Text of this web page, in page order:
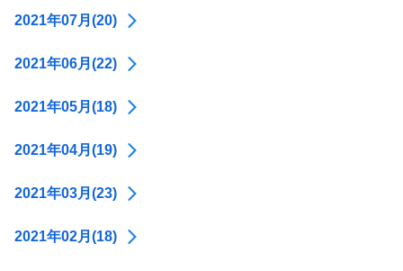
2021年07月(20)
2021年06月(22)
2021年05月(18)
2021年04月(19)
2021年03月(23)
2021年02月(18)